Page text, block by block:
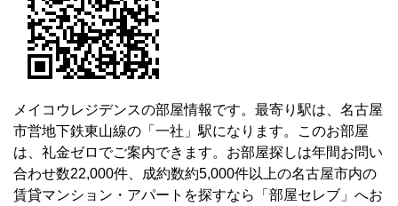
メイコウレジデンスの部屋情報です。最寄り駅は、名古屋
市営地下鉄東山線の「一社」駅になります。このお部屋
は、礼金ゼロでご案内できます。お部屋探しは年間お問い
合わせ数22,000件、成約数約5,000件以上の名古屋市内の
賃貸マンション・アパートを探すなら「部屋セレブ」へお